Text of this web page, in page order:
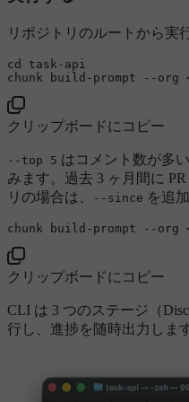
リポジトリのルートから実
cd task-api
chunk build-prompt
--org
クリップボードにコピー
--top 5 はコメント数が多
みます。過去 3 ヶ月間に
リの場合は、
--since を追
chunk build-prompt --org
クリップボードにコピー
CLI は 3 つのステージ（
行し、進捗を随時出力します